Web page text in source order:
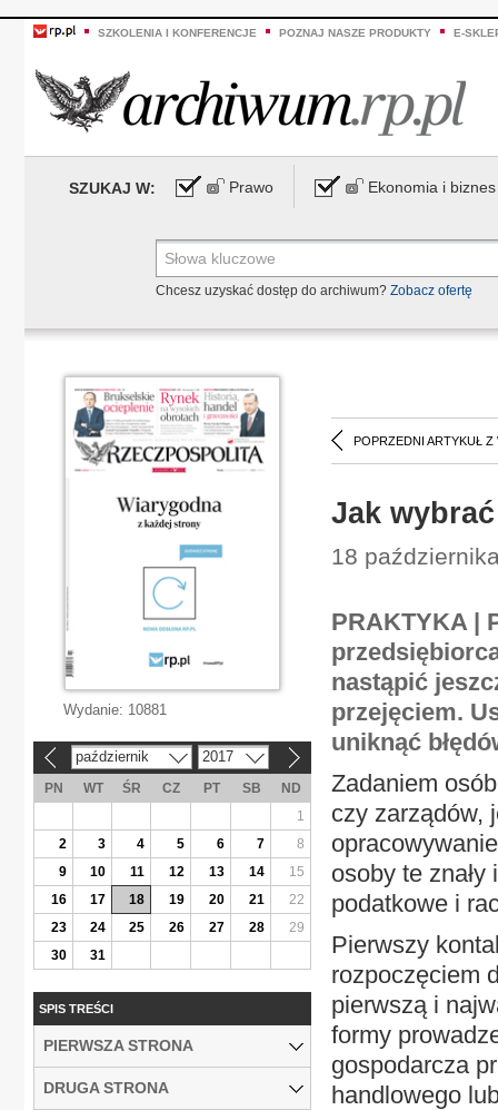
SZKOLENIA I KONFERENCJE POZNAJ NASZE PRODUKTY E-
SZUKAJ W: Prawo Ekonomia i biznes
Chcesz uzyskać dostęp do archiwum? Zobacz ofertę
POPRZEDNI ARTYKUŁ Z
Jak
18
PRAKTYKA |
nastąpić
przejęciem.
uniknąć
Zadaniem
czy zarządów,
osoby te
podatkowe i
Pierwszy
rozpoczęciem
pierwszą i
formy
gospodarcza
handlowego
Wydanie: 10881
październik 2017
PN WT ŚR CZ PT SB
ND
1
2
3 4 5 6 7
8
9
10 11 12 13 14
15
16
17 18 19 20 21
22
23
24 25 26 27 28
29
30
31
SPIS TREŚCI
PIERWSZA STRONA
DRUGA STRONA